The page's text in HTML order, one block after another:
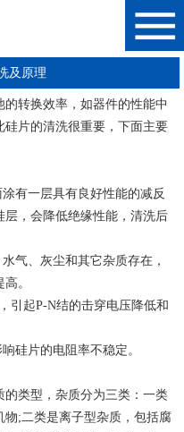
及原理
转换效率，如器件的性能中
片的清洗很重要，下面主要
有一层具有良好性能的减反
，会降低绝缘性能，清洗后
气、灰尘和其它杂质存在，
。
引起P-N结的击穿电压降低和
硅片的电阻率不稳定。
类型，杂质分为三类：一类
;二类是离子型杂质，包括腐